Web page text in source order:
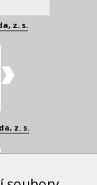
z. s.
z. s.